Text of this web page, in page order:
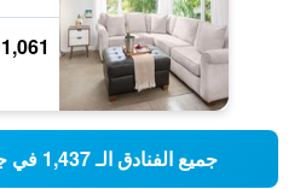
1,061 ﷼
جميع الفنادق الـ 1,437 في جزر تركس وكايكوس